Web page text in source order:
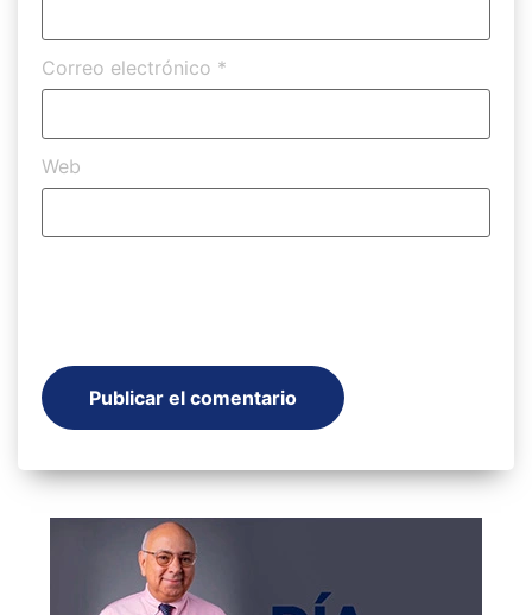
Correo electrónico *
Web